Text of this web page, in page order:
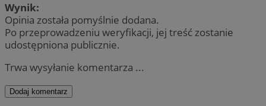
Wynik:
Opinia została pomyślnie dodana.
Po przeprowadzeniu weryfikacji, jej treść zostanie
udostępniona publicznie.
Trwa wysyłanie komentarza ...
Dodaj komentarz